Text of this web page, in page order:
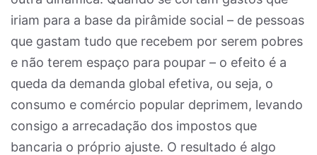
iriam para a base da pirâmide social – de pessoas
que gastam tudo que recebem por serem pobres
e não terem espaço para poupar – o efeito é a
queda da demanda global efetiva, ou seja, o
consumo e comércio popular deprimem, levando
consigo a arrecadação dos impostos que
bancaria o próprio ajuste. O resultado é algo